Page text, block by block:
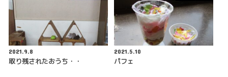
2021.9.8
取り残されたおうち・・
2021.5.10
パフェ